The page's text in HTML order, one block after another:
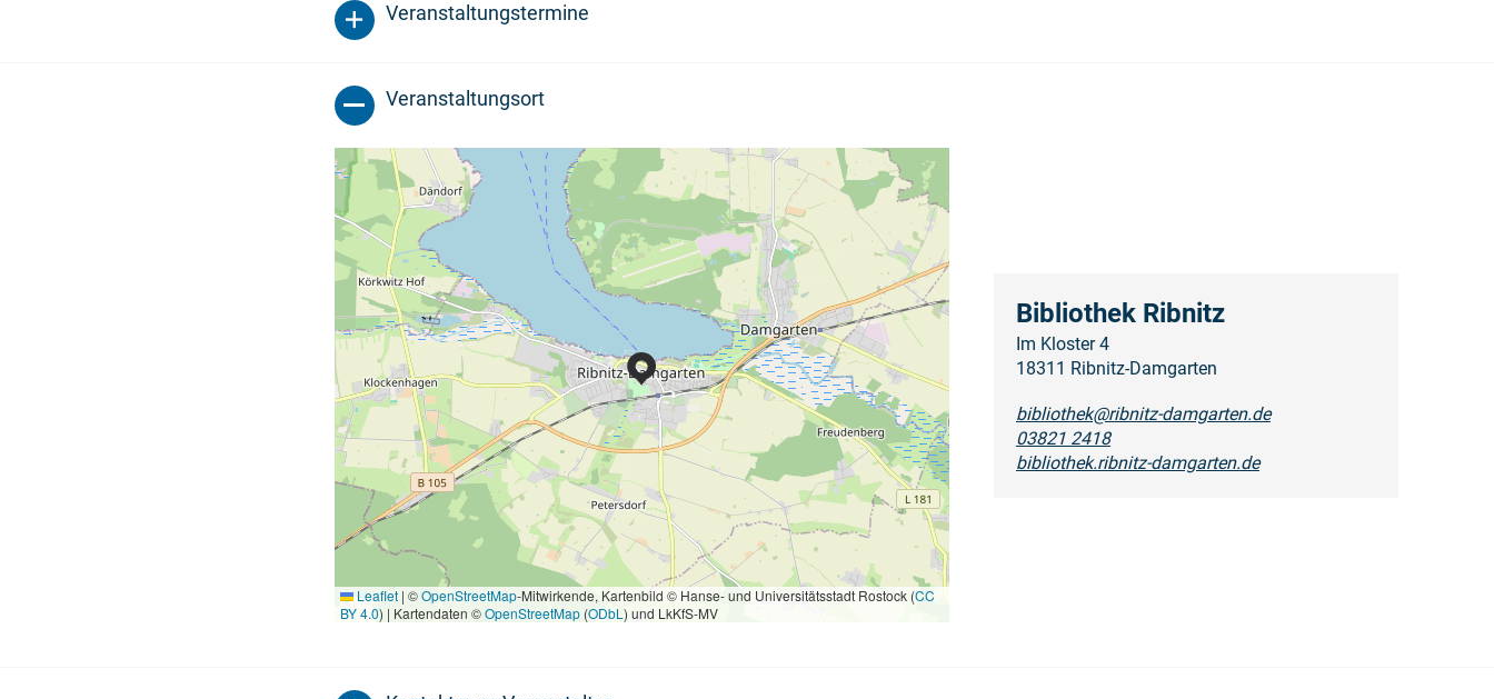
Veranstaltungstermine
Veranstaltungsort
Leaflet | ©OpenStreetMap-Mitwirkende, Kartenbild © Hanse- und Universitätsstadt Rostock (CC
BY 4.0) | Kartendaten ©OpenStreetMap(ODbL ) und LkKfS-MV
Bibliothek Ribnitz
Im Kloster 4
18311 Ribnitz-Damgarten
bibliothek@ribnitz-damgarten.de
03821 2418
bibliothek.ribnitz-damgarten.de